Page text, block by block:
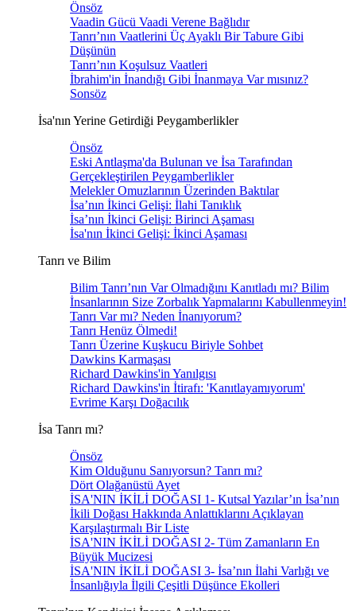
Önsöz
Vaadin Gücü Vaadi Verene Bağlıdır
Tanrı’nın Vaatlerini Üç Ayaklı Bir Tabure Gibi
Düşünün
Tanrı’nın Koşulsuz Vaatleri
İbrahim'in İnandığı Gibi İnanmaya Var mısınız?
Sonsöz
İsa'nın Yerine Getirdiği Peygamberlikler
Önsöz
Eski Antlaşma'da Bulunan ve İsa Tarafından
Gerçekleştirilen Peygamberlikler
Melekler Omuzlarının Üzerinden Baktılar
İsa’nın İkinci Gelişi: İlahi Tanıklık
İsa’nın İkinci Gelişi: Birinci Aşaması
İsa'nın İkinci Gelişi: İkinci Aşaması
Tanrı ve Bilim
Bilim Tanrı’nın Var Olmadığını Kanıtladı mı? Bilim
İnsanlarının Size Zorbalık Yapmalarını Kabullenmeyin!
Tanrı Var mı? Neden İnanıyorum?
Tanrı Henüz Ölmedi!
Tanrı Üzerine Kuşkucu Biriyle Sohbet
Dawkins Karmaşası
Richard Dawkins'in Yanılgısı
Richard Dawkins'in İtirafı: 'Kanıtlayamıyorum'
Evrime Karşı Doğacılık
İsa Tanrı mı?
Önsöz
Kim Olduğunu Sanıyorsun? Tanrı mı?
Dört Olağanüstü Ayet
İSA'NIN İKİLİ DOĞASI 1- Kutsal Yazılar’ın İsa’nın
İkili Doğası Hakkında Anlattıklarını Açıklayan
Karşılaştırmalı Bir Liste
İSA'NIN İKİLİ DOĞASI 2- Tüm Zamanların En
Büyük Mucizesi
İSA'NIN İKİLİ DOĞASI 3- İsa’nın İlahi Varlığı ve
İnsanlığıyla İlgili Çeşitli Düşünce Ekolleri